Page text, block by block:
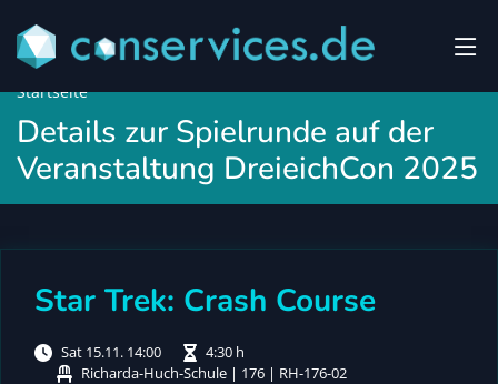
Startseite
Details zur Spielrunde auf der
Veranstaltung DreieichCon 2025
Star Trek: Crash Course
Sat 15.11. 14:00
4:30 h
Richarda-Huch-Schule | 176 | RH-176-02